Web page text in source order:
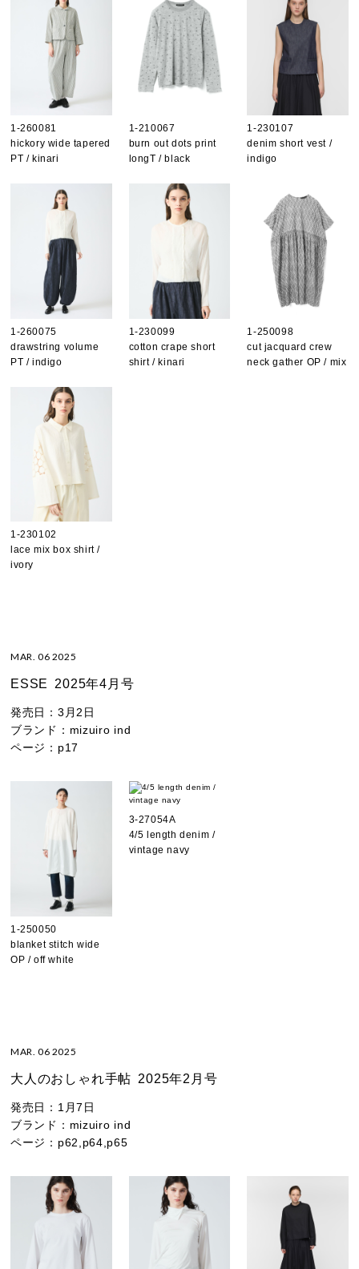
1-260081
hickory wide tapered
PT / kinari
1-210067
burn out dots print
longT / black
1-230107
denim short vest /
indigo
1-260075
drawstring volume
PT / indigo
1-230099
cotton crape short
shirt / kinari
1-250098
cut jacquard crew
neck gather OP / mix
1-230102
lace mix box shirt /
ivory
MAR. 06 2025
ESSE 2025年4月号
発売日： 3月2日
ブランド： mizuiro ind
ページ： p17
1-250050
blanket stitch wide
OP / off white
3-27054A
4/5 length denim /
vintage navy
MAR. 06 2025
大人のおしゃれ手帖 2025年2月号
発売日： 1月7日
ブランド： mizuiro ind
ページ： p62,p64,p65